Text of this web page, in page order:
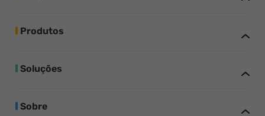
Produtos
Soluções
Sobre